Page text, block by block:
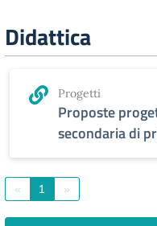
Didattica
Progetti
Proposte
secondaria di
« 1 »